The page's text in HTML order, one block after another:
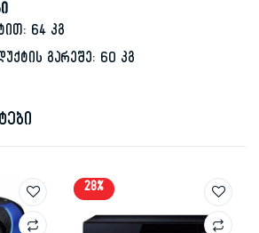
64 კგ
გარეშე: 60 კგ
28%